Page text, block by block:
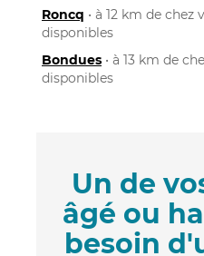
Roncq • à 12 km de chez
disponibles
Bondues • à 13 km de
disponibles
Un de
âgé ou
besoin